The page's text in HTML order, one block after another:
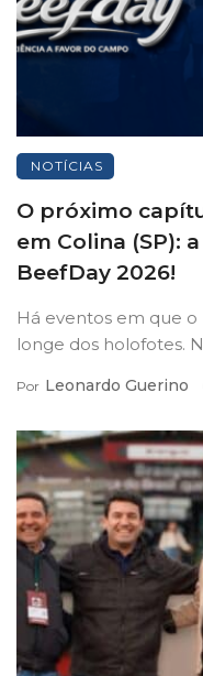
NOTÍCIAS
O próximo
em Colina (SP):
BeefDay 2026!
Há eventos em que
longe dos holofotes.
Por Leonardo Guerino